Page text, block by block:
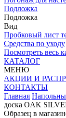
Подложка
Подложка
Вид
Пробковый лист
Средства по уходу
Посмотреть весь
КАТАЛОГ
МЕНЮ
АКЦИИ И
КОНТАКТЫ
Главная
доска OAK
Образец в